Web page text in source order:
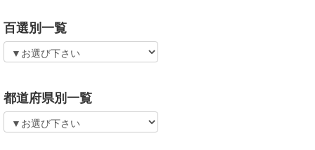
百選別一覧
都道府県別一覧